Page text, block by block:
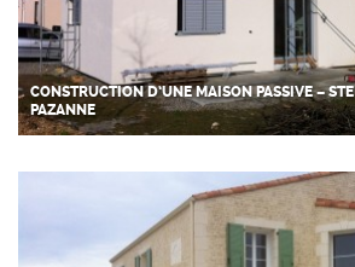
CONSTRUCTION D’UNE MAISON PASSIVE – STE
PAZANNE